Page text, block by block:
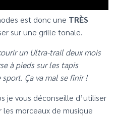
est donc une TRÈS
sur une grille tonale.
un Ultra-trail deux mois
à pieds sur les tapis
Ça va mal se finir !
je vous déconseille d’utiliser
morceaux de musique